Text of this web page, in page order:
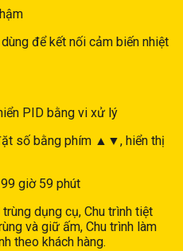
để kết nối cảm biến nhiệt
PID bằng vi xử lý
số bằng phím ▲▼, hiển thị
giờ 59 phút
dụng cụ, Chu trình tiệt
và giữ ấm, Chu trình làm
theo khách hàng.